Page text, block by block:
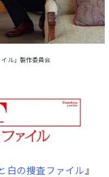
ル」製作委員会
白の捜査ファイル 』